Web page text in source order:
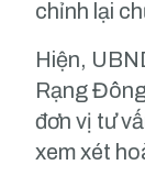
chỉnh lại
Hiện,
Rạng
đơn vị tư
xem xét